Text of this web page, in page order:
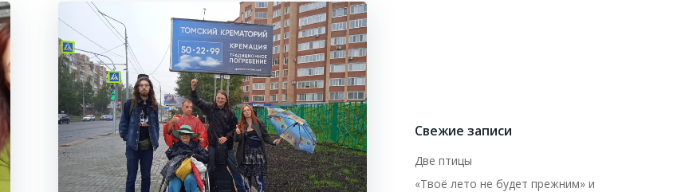
Свежие записи
Две птицы
«Твоё лето не будет прежним» и